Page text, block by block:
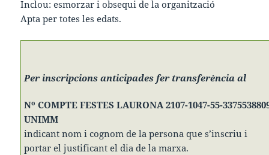
Inclou: esmorzar i obsequi de la organització
Apta per totes les edats.
Per inscripcions anticipades fer transferència al
Nº COMPTE FESTES LAURONA 2107-1047-55-
UNIMM
indicant nom i cognom de la persona que s’inscriu i
portar el justificant el dia de la marxa.